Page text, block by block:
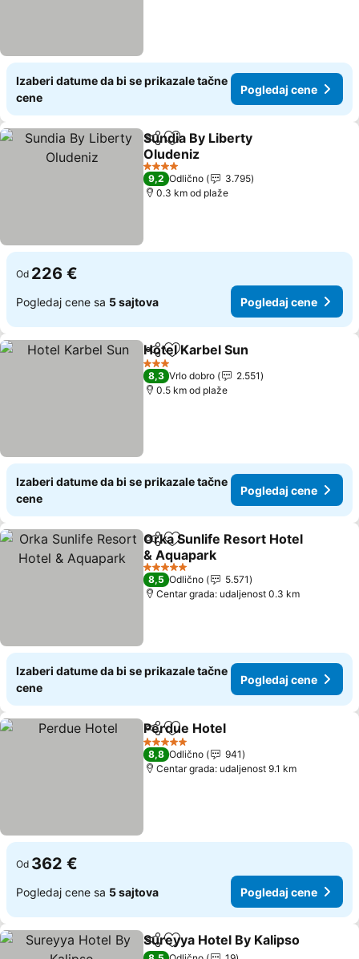
Izaberi datume da bi se prikazale tačne
cene
Pogledaj cene
Deli Dodati u favorite
Sundia By Liberty
Oludeniz
Pogledaj cene
4 Zvezdice
9,2 Odlično
3.795
0.3 km od plaže
Od 226 €
Pogledaj cene sa 5 sajtova Pogledaj cene
Deli Dodati u favorite
Hotel Karbel Sun
3 Zvezdice
8,3 Vrlo dobro
2.551
0.5 km od plaže
Izaberi datume da bi se prikazale tačne
cene
Pogledaj cene
Deli Dodati u favorite
Orka Sunlife Resort Hotel
& Aquapark
Pogledaj cene
5 Zvezdice
8,5 Odlično
5.571
Centar grada: udaljenost 0.3 km
Izaberi datume da bi se prikazale tačne
cene
Pogledaj cene
Deli Dodati u favorite
Perdue Hotel
5 Zvezdice
8,8 Odlično
941
Centar grada: udaljenost 9.1 km
Od 362 €
Pogledaj cene sa 5 sajtova Pogledaj cene
Deli Dodati u favorite
Sureyya Hotel By Kalipso